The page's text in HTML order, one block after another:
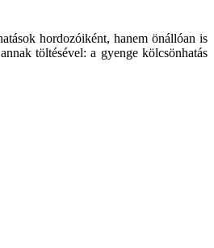
hordozóiként, hanem önállóan is
töltésével: a gyenge kölcsönhatás